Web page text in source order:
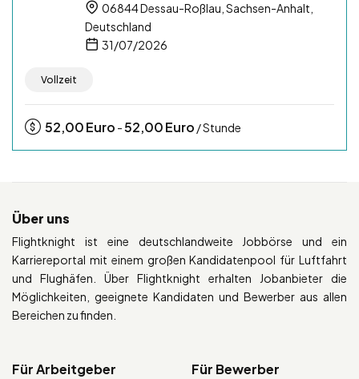
06844 Dessau-Roßlau, Sachsen-Anhalt,
Deutschland
31/07/2026
Vollzeit
52,00Euro -52,00Euro / Stunde
Über uns
Flightknight ist eine deutschlandweite Jobbörse und ein
Karriereportal mit einem großen Kandidatenpool für Luftfahrt
und Flughäfen. Über Flightknight erhalten Jobanbieter die
Möglichkeiten, geeignete Kandidaten und Bewerber aus allen
Bereichen zu finden.
Für Arbeitgeber Für Bewerber